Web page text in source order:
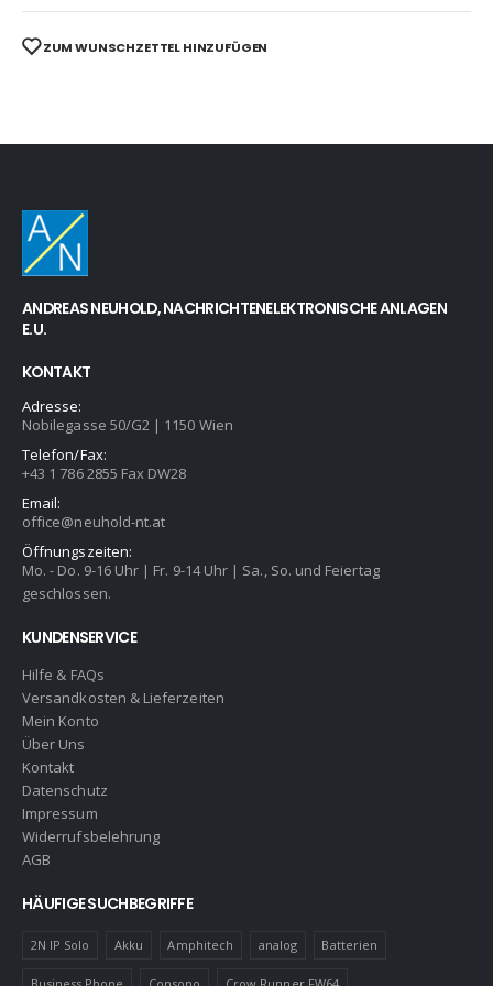
ZUM WUNSCHZETTEL HINZUFÜGEN
ANDREAS NEUHOLD, NACHRICHTENELEKTRONISCHE ANLAGEN
E.U.
KONTAKT
Adresse:
Nobilegasse 50/G2 | 1150 Wien
Telefon/Fax:
+43 1 786 2855 Fax DW28
Email:
office@neuhold-nt.at
Öffnungszeiten:
Mo. - Do. 9-16 Uhr | Fr. 9-14 Uhr | Sa., So. und Feiertag
geschlossen.
KUNDENSERVICE
Hilfe & FAQs
Versandkosten & Lieferzeiten
Mein Konto
Über Uns
Kontakt
Datenschutz
Impressum
Widerrufsbelehrung
AGB
HÄUFIGE SUCHBEGRIFFE
2N IP Solo Akku Amphitech analog Batterien